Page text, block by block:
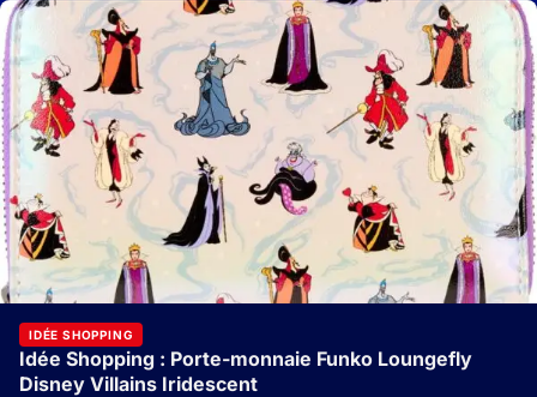
IDÉE SHOPPING
Idée Shopping : Porte-monnaie Funko Loungefly
Disney Villains Iridescent